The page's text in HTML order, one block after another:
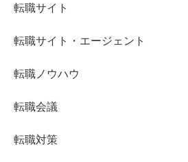
転職サイト
転職サイト・エージェント
転職ノウハウ
転職会議
転職対策